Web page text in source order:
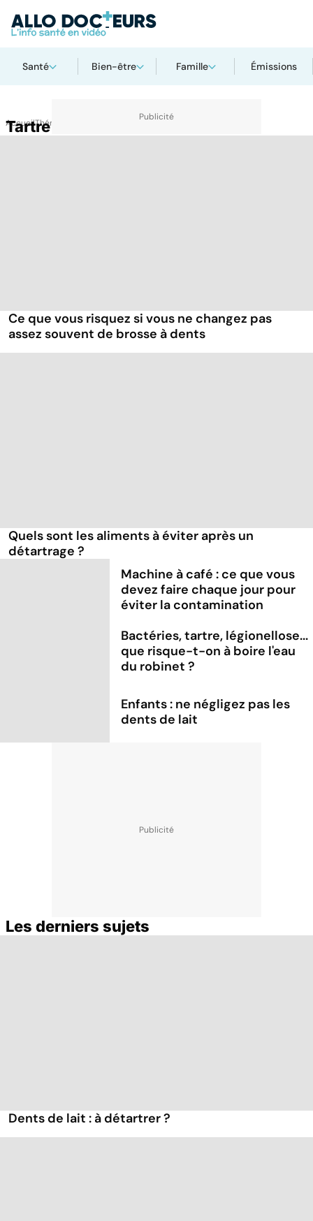
Santé Bien-être Famille Émissions
AccueilThématiques
Tartre
Ce que vous risquez si vous ne changez pas
assez souvent de brosse à dents
Quels sont les aliments à éviter après un
détartrage ?
Machine à café : ce que vous
devez faire chaque jour pour
éviter la contamination
Bactéries, tartre, légionellose...
que risque-t-on à boire l'eau
du robinet ?
Enfants : ne négligez pas les
dents de lait
Les derniers sujets
Dents de lait : à détartrer ?